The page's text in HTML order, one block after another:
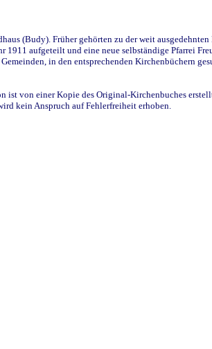
(Budy). Früher gehörten zu der weit
aufgeteilt und eine neue selbständige Pfarrei
in den entsprechenden Kirchenbüchern
von einer Kopie des Original-Kirchenbuches
kein Anspruch auf Fehlerfreiheit erhoben.